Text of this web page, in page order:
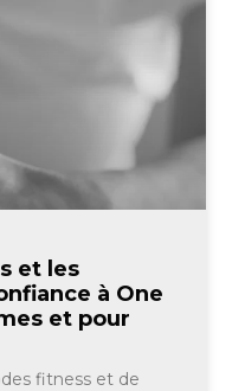
et les
à One
et pour
fitness et de